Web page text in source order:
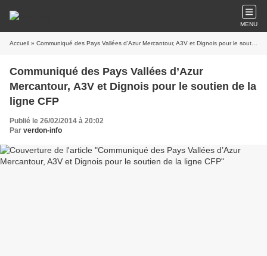
MENU
Accueil » Communiqué des Pays Vallées d’Azur Mercantour, A3V et Dignois pour le soutien de la ligne CFP
Communiqué des Pays Vallées d’Azur
Mercantour, A3V et Dignois pour le soutien de la
ligne CFP
Publié le 26/02/2014 à 20:02
Par verdon-info